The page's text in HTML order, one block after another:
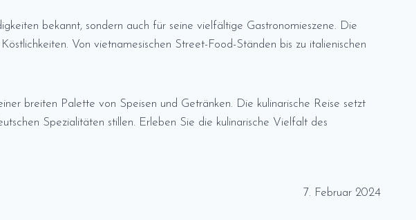
bekannt, sondern auch für seine vielfältige Gastronomieszene. Die
Von vietnamesischen Street-Food-Ständen bis zu italienischen
breiten Palette von Speisen und Getränken. Die kulinarische Reise setzt
Spezialitäten stillen. Erleben Sie die kulinarische Vielfalt des
7. Februar 2024